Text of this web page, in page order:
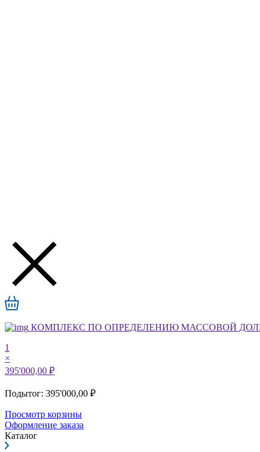
КОМПЛЕКС ПО ОПРЕДЕЛЕНИЮ МАССОВОЙ ДОЛИ
1
×
395'000,00 ₽
Подытог: 395'000,00 ₽
Просмотр корзины
Оформление заказа
Каталог